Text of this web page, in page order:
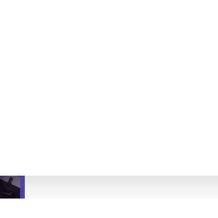
СЛУЖБА ТУРЧИН Я.Б. ДОРОШ